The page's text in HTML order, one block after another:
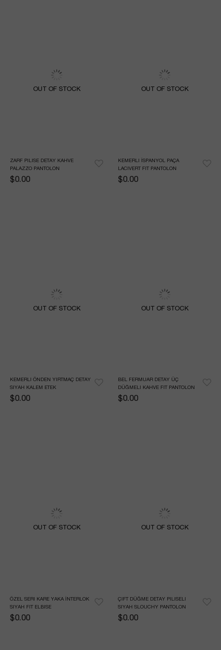
OUT OF STOCK
ZARF PILISE DETAY KAHVE
PALAZZO PANTOLON
$0.00
OUT OF STOCK
KEMERLI İSPANYOL PAÇA
LACIVERT FIT PANTOLON
$0.00
OUT OF STOCK
KEMERLI ÖNDEN YIRTMAÇ DETAY
SIYAH KALEM ETEK
$0.00
OUT OF STOCK
BEL FERMUAR DETAY ÜÇ
DÜĞMELI KAHVE FIT PANTOLON
$0.00
OUT OF STOCK
ÖZEL SERI KARE YAKA İNTERLOK
SIYAH FIT ELBISE
$0.00
OUT OF STOCK
ÇIFT DÜĞME DETAY PILISELI
SIYAH SLOUCHY PANTOLON
$0.00